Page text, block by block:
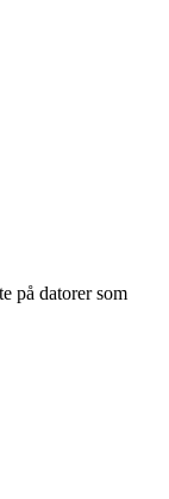
på datorer som